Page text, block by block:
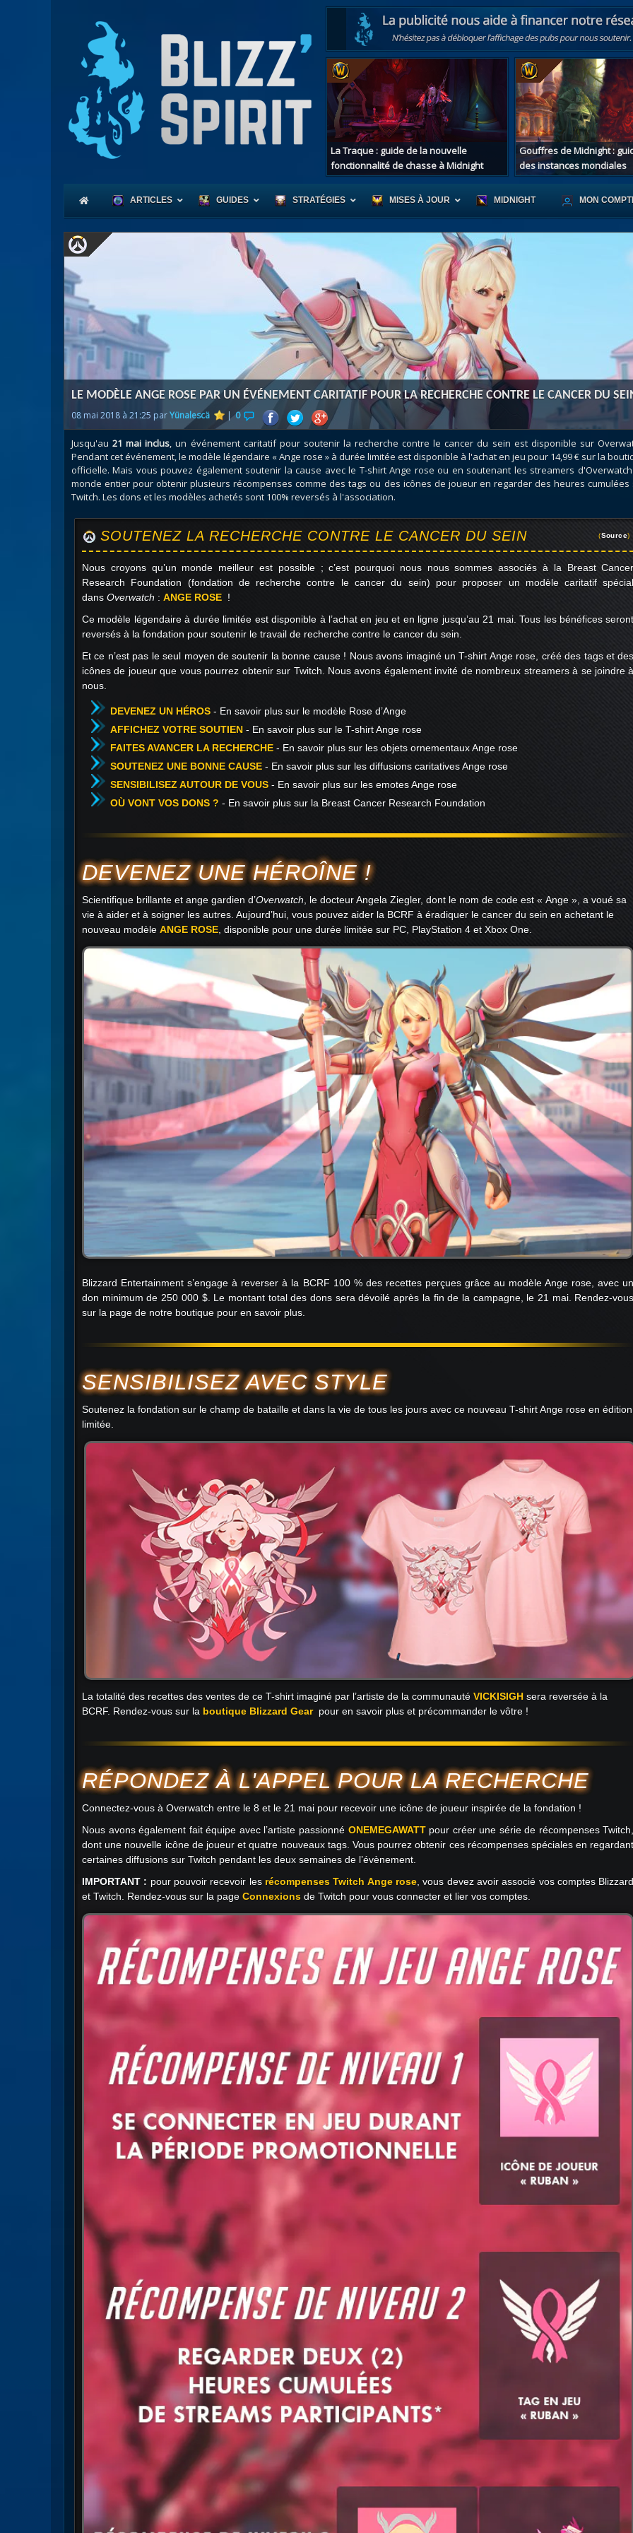
La Traque : guide de la nouvelle
fonctionnalité de chasse à Midnight
Gouffres de Midnight :
des instances mondiales
ARTICLES GUIDES
Coeur d'Azeroth
Races alliées
Exploration des îles
NazjataretMécagone
Débloquer le vol
Assauts à Uldum et au Val
Visions horrifiques
VOIR + DE GUIDES
Scénario de Chromie
Les bastonneurs
Rivage Brisé
Débloquer le vol
Les invasions
Arme prodigieuse
Les réputations
Les
Les
Les métiers
STRATÉGIES MISES À JOUR MIDNIGHT MON
LE MODÈLE ANGE ROSE PAR UN ÉVÉNEMENT CARITATIF POUR LA RECHERCHE CONTRE LE CANCER DU
08 mai 2018 à 21:25 parYünalescä | 0
Jusqu'au21 mai inclus, un événement caritatif pour soutenir la recherche contre le cancer du sein est disponible sur
Pendant cet événement, le modèle légendaire « Ange rose » à durée limitée est disponible à l'achat en jeu pour 14,99 € sur la
officielle. Mais vous pouvez également soutenir la cause avec le T-shirt Ange rose ou en soutenant les streamers
monde entier pour obtenir plusieurs récompenses comme des tags ou des icônes de joueur en regarder des heures cumulées
Twitch. Les dons et les modèles achetés sont 100% reversés à l'association.
SOUTENEZ LA RECHERCHE CONTRE LE CANCER DU SEIN (Source)
Nous croyons qu’un monde meilleur est possible ; c’est pourquoi nous nous sommes associés à la Breast
Research Foundation (fondation de recherche contre le cancer du sein) pour proposer un modèle caritatif
dans Overwatch : ANGE ROSE !
Ce modèle légendaire à durée limitée est disponible à l’achat en jeu et en ligne jusqu’au 21 mai. Tous les bénéfices
reversés à la fondation pour soutenir le travail de recherche contre le cancer du sein.
Et ce n’est pas le seul moyen de soutenir la bonne cause ! Nous avons imaginé un T-shirt Ange rose, créé des tags et
icônes de joueur que vous pourrez obtenir sur Twitch. Nous avons également invité de nombreux streamers à se joindre
nous.
DEVENEZ UN HÉROS - En savoir plus sur le modèle Rose d’Ange
AFFICHEZ VOTRE SOUTIEN - En savoir plus sur le T-shirt Ange rose
FAITES AVANCER LA RECHERCHE - En savoir plus sur les objets ornementaux Ange rose
SOUTENEZ UNE BONNE CAUSE - En savoir plus sur les diffusions caritatives Ange rose
SENSIBILISEZ AUTOUR DE VOUS - En savoir plus sur les emotes Ange rose
OÙ VONT VOS DONS ? - En savoir plus sur la Breast Cancer Research Foundation
DEVENEZ UNE HÉROÎNE !
Scientifique brillante et ange gardien d’Overwatch , le docteur Angela Ziegler, dont le nom de code est « Ange », a voué sa
vie à aider et à soigner les autres. Aujourd’hui, vous pouvez aider la BCRF à éradiquer le cancer du sein en achetant le
nouveau modèle ANGE ROSE , disponible pour une durée limitée sur PC, PlayStation 4 et Xbox One.
Blizzard Entertainment s’engage à reverser à la BCRF 100 % des recettes perçues grâce au modèle Ange rose, avec
don minimum de 250 000 $. Le montant total des dons sera dévoilé après la fin de la campagne, le 21 mai. Rendez-
sur la page de notre boutique pour en savoir plus.
SENSIBILISEZ AVEC STYLE
Soutenez la fondation sur le champ de bataille et dans la vie de tous les jours avec ce nouveau T-shirt Ange rose en édition
limitée.
La totalité des recettes des ventes de ce T-shirt imaginé par l’artiste de la communauté VICKISIGH sera reversée à la
BCRF. Rendez-vous sur la boutique Blizzard Gear pour en savoir plus et précommander le vôtre !
RÉPONDEZ À L'APPEL POUR LA RECHERCHE
Connectez-vous à Overwatch entre le 8 et le 21 mai pour recevoir une icône de joueur inspirée de la fondation !
Nous avons également fait équipe avec l’artiste passionné ONEMEGAWATTpour créer une série de récompenses
dont une nouvelle icône de joueur et quatre nouveaux tags. Vous pourrez obtenir ces récompenses spéciales en
certaines diffusions sur Twitch pendant les deux semaines de l’évènement.
IMPORTANT : pour pouvoir recevoir les récompenses Twitch Ange rose, vous devez avoir associé vos comptes
et Twitch. Rendez-vous sur la page Connexions de Twitch pour vous connecter et lier vos comptes.